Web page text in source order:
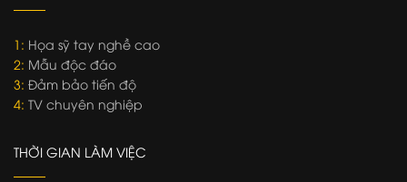
1: Họa sỹ tay nghề cao
2: Mẫu độc đáo
3: Đảm bảo tiến độ
4: TV chuyên nghiệp
THỜI GIAN LÀM VIỆC